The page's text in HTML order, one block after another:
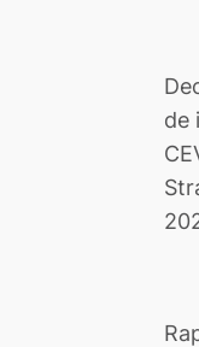
de